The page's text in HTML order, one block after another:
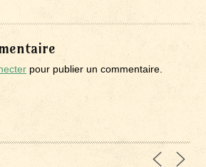
pour publier un commentaire.